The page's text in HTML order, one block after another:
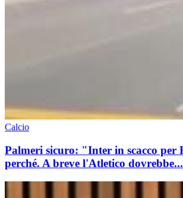
Calcio
Palmeri sicuro: "Inter in scacco per
perché. A breve l'Atletico